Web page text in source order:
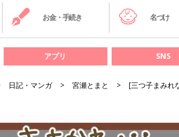
お金・手続き 名づけ
アプリ SNS
日記・マンガ 宮瀬とまと [三つ子まみれ